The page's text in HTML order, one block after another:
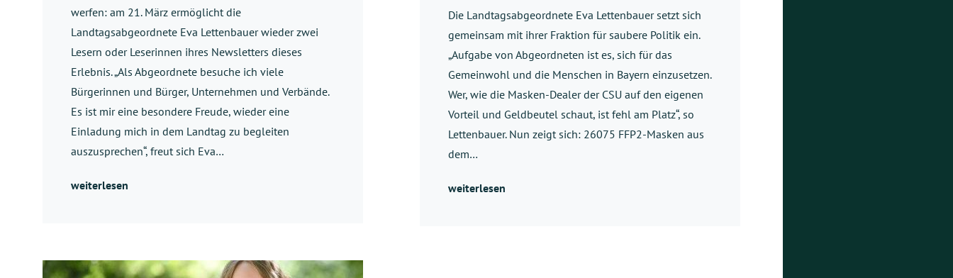
werfen: am 21. März ermöglicht die
Landtagsabgeordnete Eva Lettenbauer wieder zwei
Lesern oder Leserinnen ihres Newsletters dieses
Erlebnis. „Als Abgeordnete besuche ich viele
Bürgerinnen und Bürger, Unternehmen und Verbände.
Es ist mir eine besondere Freude, wieder eine
Einladung mich in dem Landtag zu begleiten
auszusprechen“, freut sich Eva…
weiterlesen
Die Landtagsabgeordnete Eva Lettenbauer setzt sich
gemeinsam mit ihrer Fraktion für saubere Politik ein.
„Aufgabe von Abgeordneten ist es, sich für das
Gemeinwohl und die Menschen in Bayern einzusetzen.
Wer, wie die Masken-Dealer der CSU auf den eigenen
Vorteil und Geldbeutel schaut, ist fehl am Platz“, so
Lettenbauer. Nun zeigt sich: 26075 FFP2-Masken aus
dem…
weiterlesen